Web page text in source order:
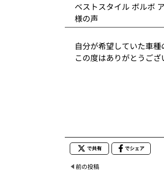
ベストスタイル ボルボ
様の声
自分が希望していた車種
この度はありがとうござ
で共有 でシェア
前の投稿